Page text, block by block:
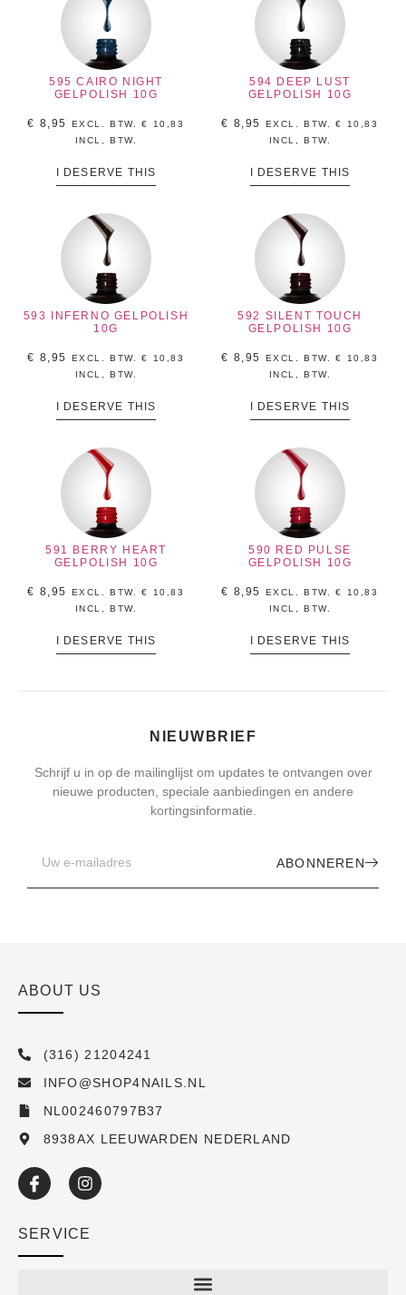
595 CAIRO NIGHT
GELPOLISH 10G
€ 8,95 EXCL. BTW.€
10,83
INCL, BTW.
I DESERVE THIS
594 DEEP LUST
GELPOLISH 10G
€ 8,95 EXCL. BTW.€
10,83
INCL, BTW.
I DESERVE THIS
593 INFERNO GELPOLISH
10G
€ 8,95 EXCL. BTW.€
10,83
INCL, BTW.
I DESERVE THIS
592 SILENT TOUCH
GELPOLISH 10G
€ 8,95 EXCL. BTW.€
10,83
INCL, BTW.
I DESERVE THIS
591 BERRY HEART
GELPOLISH 10G
€ 8,95 EXCL. BTW.€
10,83
INCL, BTW.
I DESERVE THIS
590 RED PULSE
GELPOLISH 10G
€ 8,95 EXCL. BTW.€
10,83
INCL, BTW.
I DESERVE THIS
NIEUWBRIEF
Schrijf u in op de mailinglijst om updates te ontvangen over
nieuwe producten, speciale aanbiedingen en andere
kortingsinformatie.
ABONNEREN
ABOUT US
(316) 21204241
INFO@SHOP4NAILS.NL
NL002460797B37
8938AX LEEUWARDEN NEDERLAND
SERVICE